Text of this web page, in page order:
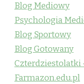
Blog Mediowy
Psychologia
Blog Sportowy
Blog Gotowany
Czterdziestolatki
Farmazon.edu.pl